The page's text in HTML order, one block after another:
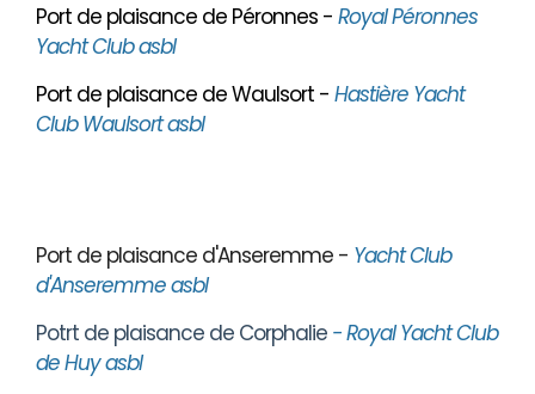
Port de plaisance de Péronnes - Royal Péronnes
Yacht Club asbl
Port de plaisance de Waulsort - Hastière Yacht
Club Waulsort asbl
Port de plaisance d'Anseremme - Yacht Club
d'Anseremme asbl
Potrt de plaisance de Corphalie - Royal Yacht Club
de Huy asbl